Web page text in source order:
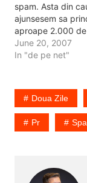
spam. Asta din
ajunsesem sa
aproape 2.000
uri pe zi si probabil
asta dauneaza
buna e ca i-am
solutie. Adica ai
plugin Askimet si
June 20, 2007
In "de pe net"
Doua Zile
Pr